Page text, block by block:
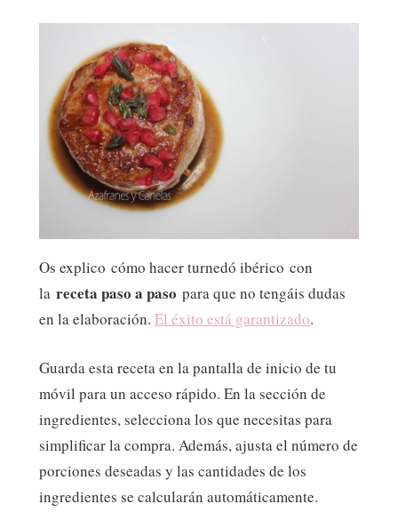
Os explico cómo hacer turnedó ibérico con
la receta paso a paso para que no tengáis dudas
en la elaboración. El éxito está garantizado.
Guarda esta receta en la pantalla de inicio de tu
móvil para un acceso rápido. En la sección de
ingredientes, selecciona los que necesitas para
simplificar la compra. Además, ajusta el número de
porciones deseadas y las cantidades de los
ingredientes se calcularán automáticamente.